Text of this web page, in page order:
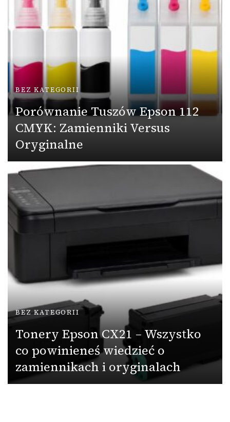
BEZ KATEGORII
Porównanie Tuszów Epson 112
CMYK: Zamienniki Versus
Oryginalne
BEZ KATEGORII
Tonery Epson CX21 – Wszystko
co powinieneś wiedzieć o
zamiennikach i oryginalach